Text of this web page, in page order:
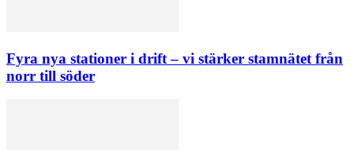
Fyra nya stationer i drift – vi stärker stamnätet från
norr till söder